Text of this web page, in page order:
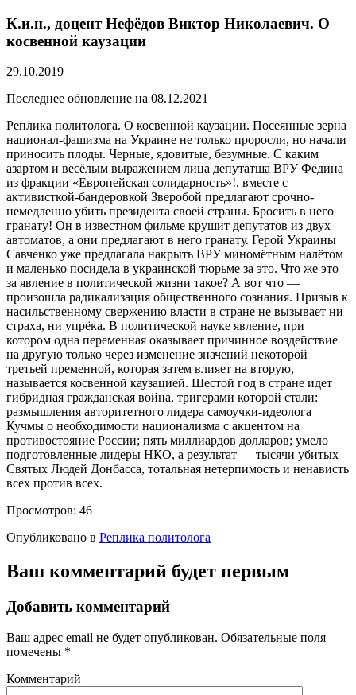
К.и.н., доцент Нефёдов Виктор Николаевич. О
косвенной каузации
29.10.2019
Последнее обновление на 08.12.2021
Реплика политолога. О косвенной каузации. Посеянные зерна
национал-фашизма на Украине не только проросли, но начали
приносить плоды. Черные, ядовитые, безумные. С каким
азартом и весёлым выражением лица депутатша ВРУ Федина
из фракции «Европейская солидарность»!, вместе с
активисткой-бандеровкой Зверобой предлагают срочно-
немедленно убить президента своей страны. Бросить в него
гранату! Он в известном фильме крушит депутатов из двух
автоматов, а они предлагают в него гранату. Герой Украины
Савченко уже предлагала накрыть ВРУ миномётным налётом
и маленько посидела в украинской тюрьме за это. Что же это
за явление в политической жизни такое? А вот что —
произошла радикализация общественного сознания. Призыв к
насильственному свержению власти в стране не вызывает ни
страха, ни упрёка. В политической науке явление, при
котором одна переменная оказывает причинное воздействие
на другую только через изменение значений некоторой
третьей пременной, которая затем влияет на вторую,
называется косвенной каузацией. Шестой год в стране идет
гибридная гражданская война, тригерами которой стали:
размышления авторитетного лидера самоучки-идеолога
Кучмы о необходимости национализма с акцентом на
противостояние России; пять миллиардов долларов; умело
подготовленные лидеры НКО, а результат — тысячи убитых
Святых Людей Донбасса, тотальная нетерпимость и ненависть
всех против всех.
Просмотров: 46
Опубликовано в Реплика политолога
Ваш комментарий будет первым
Добавить комментарий
Ваш адрес email не будет опубликован. Обязательные поля
помечены *
Комментарий